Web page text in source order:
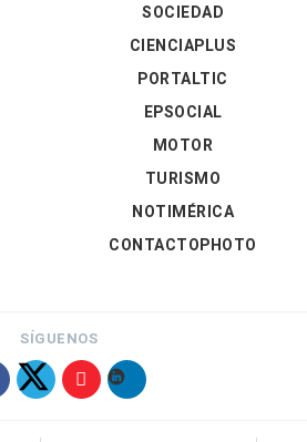
SOCIEDAD
CIENCIAPLUS
PORTALTIC
EPSOCIAL
MOTOR
TURISMO
NOTIMÉRICA
CONTACTOPHOTO
SÍGUENOS